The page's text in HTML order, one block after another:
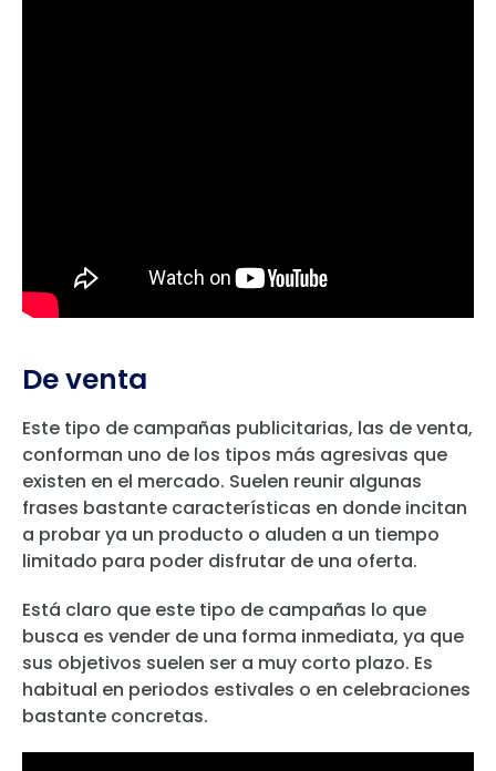
De venta
Este tipo de campañas publicitarias, las de venta,
conforman uno de los tipos más agresivas que
existen en el mercado. Suelen reunir algunas
frases bastante características en donde incitan
a probar ya un producto o aluden a un tiempo
limitado para poder disfrutar de una oferta.
Está claro que este tipo de campañas lo que
busca es vender de una forma inmediata, ya que
sus objetivos suelen ser a muy corto plazo. Es
habitual en periodos estivales o en celebraciones
bastante concretas.